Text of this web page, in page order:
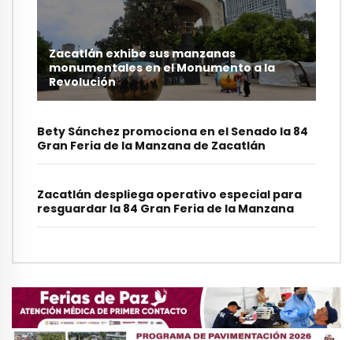
Zacatlán exhibe sus manzanas
monumentales en el Monumento a la
Revolución
Bety Sánchez promociona en el Senado la 84
Gran Feria de la Manzana de Zacatlán
Zacatlán despliega operativo especial para
resguardar la 84 Gran Feria de la Manzana